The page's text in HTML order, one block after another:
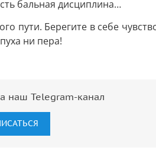
бальная дисциплина…
пути. Берегите в себе
ни пера!
наш Telegram-канал